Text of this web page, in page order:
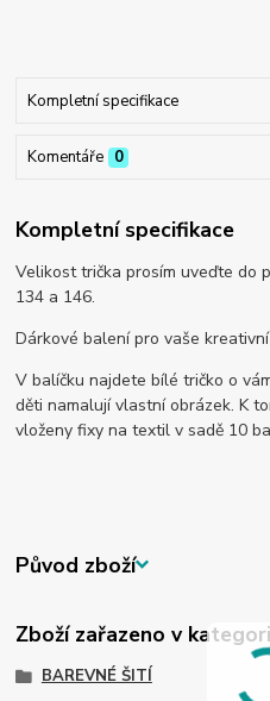
Kompletní specifikace
Komentáře 0
Kompletní specifikace
Velikost trička prosím uveďte do
134 a 146.
Dárkové balení pro vaše
V balíčku najdete bílé tričko o
děti namalují vlastní obrázek. K
vloženy fixy na textil v sadě 10
Původ zboží
Zboží zařazeno v
BAREVNÉ ŠITÍ